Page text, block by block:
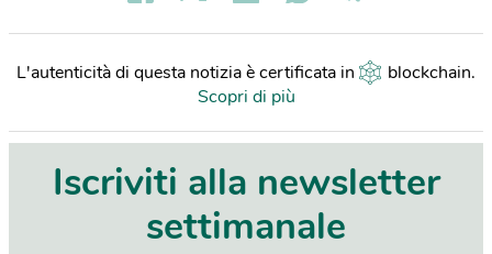
L'autenticità di questa notizia è certificata in blockchain.
Scopri di più
Iscriviti alla newsletter
settimanale